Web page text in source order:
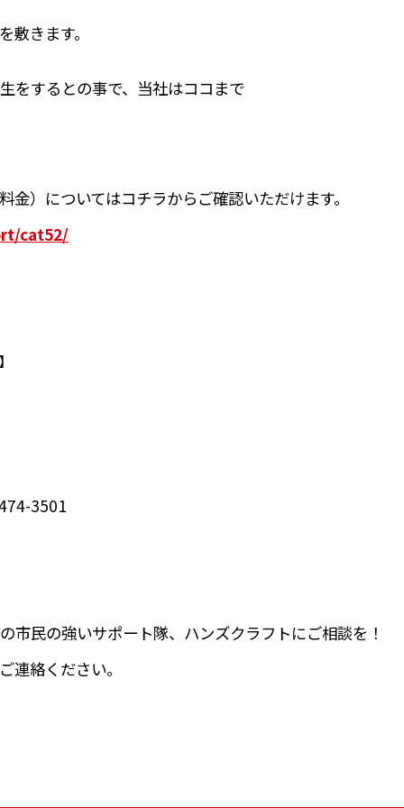
きます。
をするとの事で、当社はココまで
）についてはコチラからご確認いただけます。
cat52/
3501
の市民の強いサポート隊、ハンズクラフトにご相談を！
連絡ください。